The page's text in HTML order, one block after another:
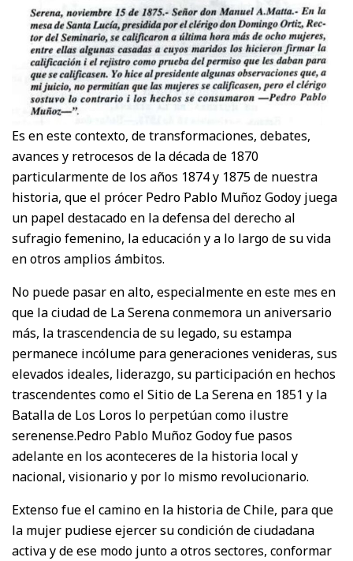
Es en este contexto, de transformaciones, debates,
avances y retrocesos de la década de 1870
particularmente de los años 1874 y 1875 de nuestra
historia, que el prócer Pedro Pablo Muñoz Godoy juega
un papel destacado en la defensa del derecho al
sufragio femenino, la educación y a lo largo de su vida
en otros amplios ámbitos.
No puede pasar en alto, especialmente en este mes en
que la ciudad de La Serena conmemora un aniversario
más, la trascendencia de su legado, su estampa
permanece incólume para generaciones venideras, sus
elevados ideales, liderazgo, su participación en hechos
trascendentes como el Sitio de La Serena en 1851 y la
Batalla de Los Loros lo perpetúan como ilustre
serenense.Pedro Pablo Muñoz Godoy fue pasos
adelante en los aconteceres de la historia local y
nacional, visionario y por lo mismo revolucionario.
Extenso fue el camino en la historia de Chile, para que
la mujer pudiese ejercer su condición de ciudadana
activa y de ese modo junto a otros sectores, conformar